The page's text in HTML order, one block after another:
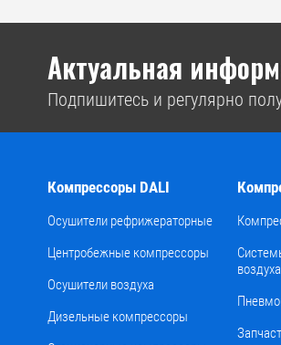
Актуальная
Подпишитесь и регулярно
Компрессоры DALI
Осушители рефрижераторные
Центробежные компрессоры
Осушители воздуха
Дизельные компрессоры
воздуха